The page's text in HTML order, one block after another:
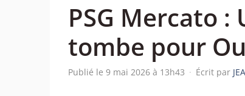
PSG Mercato
tombe pour
Publié le 9 mai 2026 à 13h43 · Écrit par